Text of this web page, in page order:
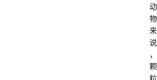
动
物
来
说
，
颗